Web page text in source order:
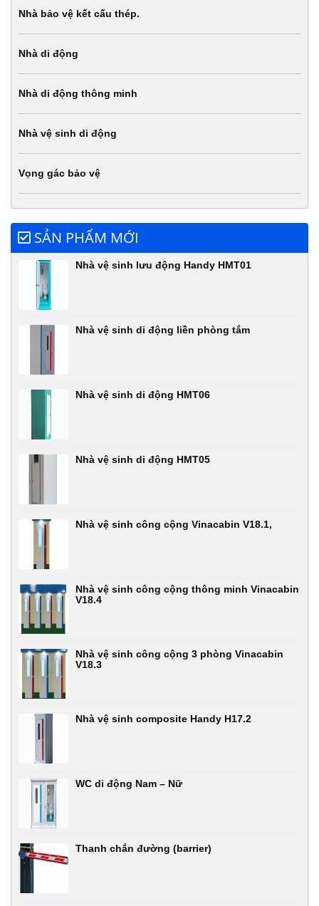
Nhà bảo vệ kết cấu thép.
Nhà di động
Nhà di động thông minh
Nhà vệ sinh di động
Vọng gác bảo vệ
SẢN PHẨM MỚI
Nhà vệ sinh lưu động Handy HMT01
Nhà vệ sinh di động liền phòng tắm
Nhà vệ sinh di động HMT06
Nhà vệ sinh di động HMT05
Nhà vệ sinh công cộng Vinacabin V18.1,
Nhà vệ sinh công cộng thông minh Vinacabin
V18.4
Nhà vệ sinh công cộng 3 phòng Vinacabin
V18.3
Nhà vệ sinh composite Handy H17.2
WC di động Nam – Nữ
Thanh chắn đường (barrier)